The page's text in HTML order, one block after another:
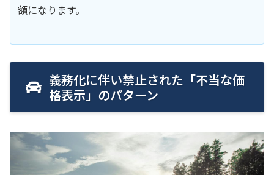
額になります。
義務化に伴い禁止された「不当な価
格表示」のパターン